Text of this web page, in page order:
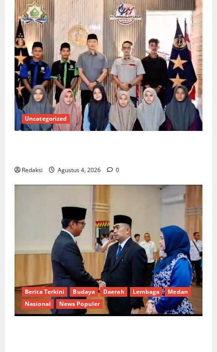
Uncategorized
Redaksi Agustus 4, 2026 0
Berita Terkini Budaya Daerah Lembaga
Medan
Nasional
News Populer